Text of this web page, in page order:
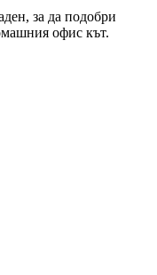
за да подобри
офис кът.